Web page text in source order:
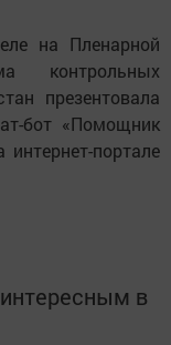
на Пленарной
контрольных
презентовала
бот «Помощник
портале
в